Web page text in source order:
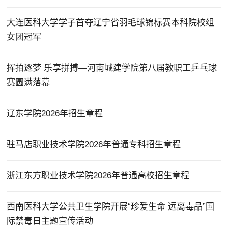
大连医科大学学子首夺辽宁省羽毛球锦标赛本科院校组
女团冠军
挥拍逐梦 乐享拼搏—河南城建学院第八届教职工乒乓球
赛圆满落幕
辽东学院2026年招生章程
驻马店职业技术学院2026年普通专科招生章程
浙江东方职业技术学院2026年普通高校招生章程
西南医科大学公共卫生学院开展“珍爱生命 远离毒品”国
际禁毒日主题宣传活动